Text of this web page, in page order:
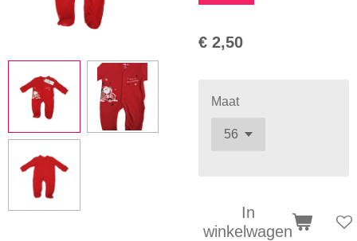
€ 2,50
Maat
In
winkelwagen